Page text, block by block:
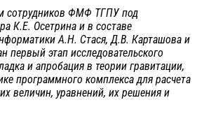
сотрудников ФМФ ТГПУ под
К.Е. Осетрина и в составе
А.Н. Стася, Д.В. Карташова и
первый этап исследовательского
и апробация в теории гравитации,
программного комплекса для расчета
величин, уравнений, их решения и